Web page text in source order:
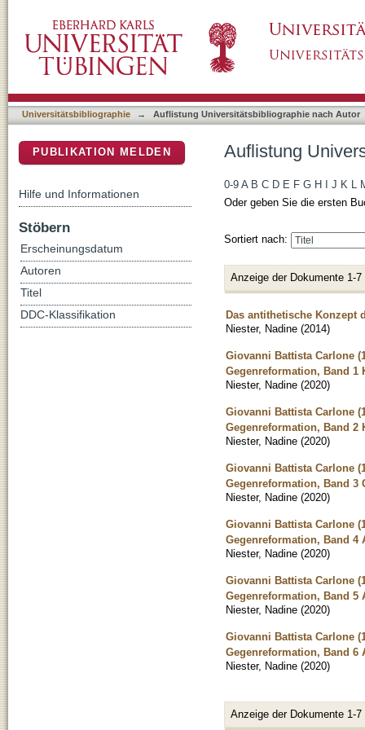
Universitätsbibliographie → Auflistung Universitätsbibliographie nach Autor
Auflistung
0-9 A B C D E F G H J K L
Oder geben Sie die ersten
Sortiert nach:
Anzeige der Dokumente 1-7
Das antithetische Konzept
Niester, Nadine (2014)
Giovanni Battista Carlone
Gegenreformation, Band 1
Niester, Nadine (2020)
Giovanni Battista Carlone
Gegenreformation, Band 2
Niester, Nadine (2020)
Giovanni Battista Carlone
Gegenreformation, Band
Niester, Nadine (2020)
Giovanni Battista Carlone
Gegenreformation, Band 4
Niester, Nadine (2020)
Giovanni Battista Carlone
Gegenreformation, Band 5
Niester, Nadine (2020)
Giovanni Battista Carlone
Gegenreformation, Band
Niester, Nadine (2020)
Anzeige der Dokumente 1-7
PUBLIKATION MELDEN
Hilfe und Informationen
Stöbern
Erscheinungsdatum
Autoren
Titel
DDC-Klassifikation